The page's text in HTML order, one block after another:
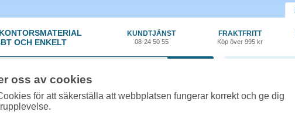
OCH ENKELT
KUNDTJÄNST
08-24 50 55
FRAKTFRITT
Köp över 995 kr
oss av cookies
för att säkerställa att webbplatsen fungerar korrekt och ge dig